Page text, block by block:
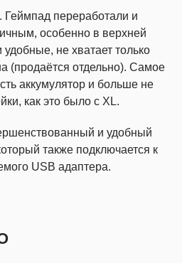
Геймпад переработали и
особенно в верхней
не хватает только
(продаётся отдельно). Самое
аккумулятор и больше не
как это было с XL.
и удобный
также подключается к
USB адаптера.